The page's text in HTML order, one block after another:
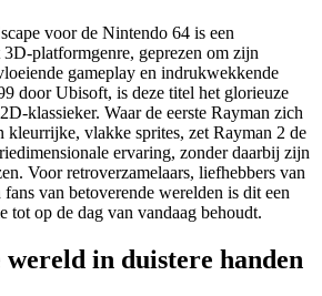
voor de Nintendo 64 is een
platformgenre, geprezen om zijn
gameplay en indrukwekkende
door Ubisoft, is deze titel het glorieuze
klassieker. Waar de eerste Rayman zich
kleurrijke, vlakke sprites, zet Rayman 2 de
ervaring, zonder daarbij zijn
Voor retroverzamelaars, liefhebbers van
van betoverende werelden is dit een
tot op de dag van vandaag behoudt.
in duistere handen